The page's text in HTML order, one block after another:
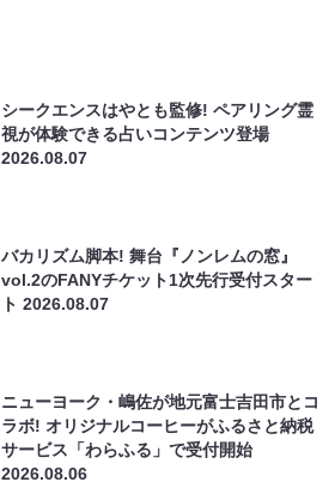
シークエンスはやとも監修! ペアリング霊
視が体験できる占いコンテンツ登場
2026.08.07
バカリズム脚本! 舞台『ノンレムの窓』
vol.2のFANYチケット1次先行受付スター
ト2026.08.07
ニューヨーク・嶋佐が地元富士吉田市とコ
ラボ! オリジナルコーヒーがふるさと納税
サービス「わらふる」で受付開始
2026.08.06